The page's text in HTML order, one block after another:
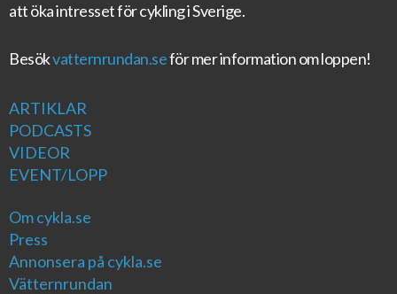
att öka intresset för cykling i Sverige.
Besökvatternrundan.seför mer information om loppen!
ARTIKLAR
PODCASTS
VIDEOR
EVENT/LOPP
Om cykla.se
Press
Annonsera på cykla.se
Vätternrundan